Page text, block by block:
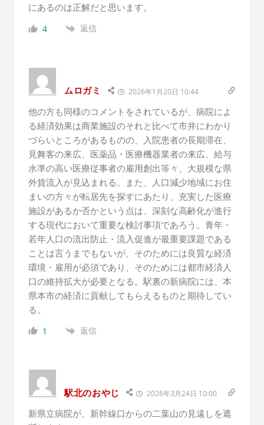
にあるのは正解だと思います。
4 返信
ムロガミ 2026年1月20日 10:44
他の方も同様のコメントをされているが、病院によ
る経済効果は商業施設のそれと比べて市井にわかり
づらいところがあるものの、入院患者の長期滞在、
見舞客の来広、医薬品・医療機器業者の来広、給与
水準の高い医療従事者の雇用創出等々、大規模な県
外貨流入が見込まれる。また、人口減少地域にお住
まいの方々が転居先を探すにあたり、充実した医療
施設があるか否かという点は、深刻な高齢化が進行
する現代において重要な検討事項であろう。青年・
若年人口の流出防止・流入促進が最重要課題である
ことは言うまでもないが、そのためには良質な経済
環境・雇用が必須であり、そのためには都市経済人
口の維持拡大が必要となる。駅裏の新病院には、本
県本市の経済に貢献してもらえるものと期待してい
る。
1 返信
駅北のおやじ 2026年3月24日 10:00
新県立病院が、新幹線口からの二葉山の見遠しを遮